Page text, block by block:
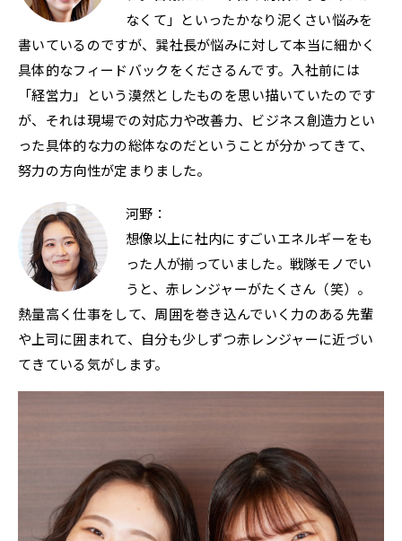
なくて」といったかなり泥くさい悩みを
書いているのですが、巽社長が悩みに対して本当に細かく
具体的なフィードバックをくださるんです。入社前には
「経営力」という漠然としたものを思い描いていたのです
が、それは現場での対応力や改善力、ビジネス創造力とい
った具体的な力の総体なのだということが分かってきて、
努力の方向性が定まりました。
河野：
想像以上に社内にすごいエネルギーをも
った人が揃っていました。戦隊モノでい
うと、赤レンジャーがたくさん（笑）。
熱量高く仕事をして、周囲を巻き込んでいく力のある先輩
や上司に囲まれて、自分も少しずつ赤レンジャーに近づい
てきている気がします。